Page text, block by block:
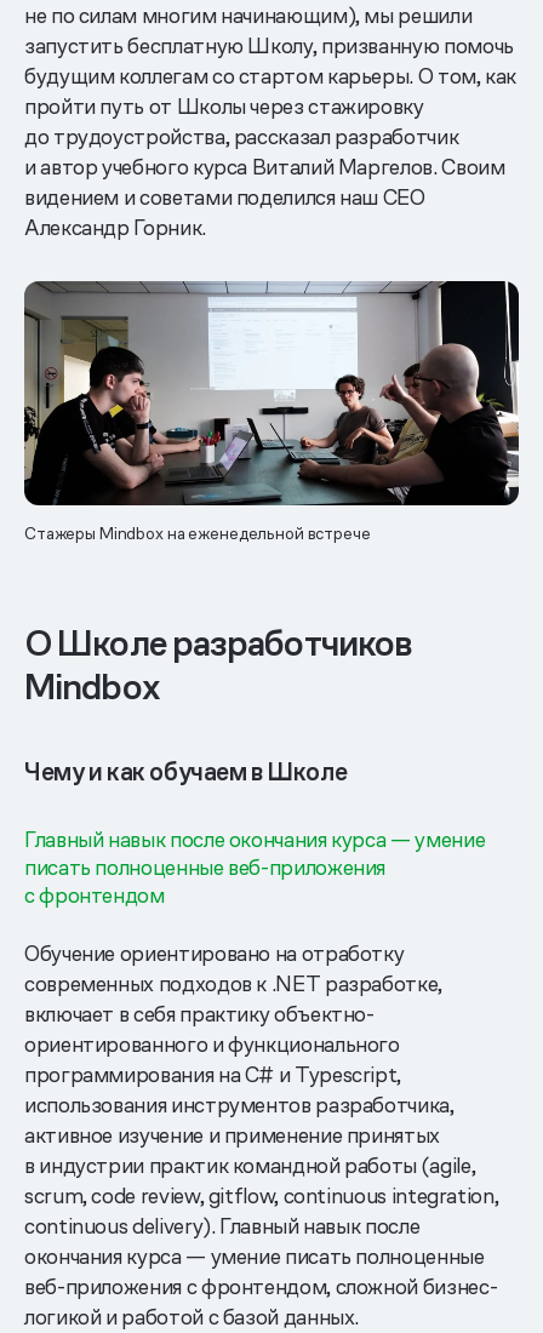
не по силам многим начинающим), мы решили
запустить бесплатную Школу, призванную помочь
будущим коллегам со стартом карьеры. О том, как
пройти путь от Школы через стажировку
до трудоустройства, рассказал разработчик
и автор учебного курса Виталий Маргелов. Своим
видением и советами поделился наш CEO
Александр Горник.
Стажеры Mindbox на еженедельной встрече
О Школе разработчиков
Mindbox
Чему и как обучаем в Школе
Главный навык после окончания курса — умение
писать полноценные веб-приложения
с фронтендом
Обучение ориентировано на отработку
современных подходов к .NET разработке,
включает в себя практику объектно-
ориентированного и функционального
программирования на C# и Typescript,
использования инструментов разработчика,
активное изучение и применение принятых
в индустрии практик командной работы (agile,
scrum, code review, gitflow, continuous integration,
continuous delivery). Главный навык после
окончания курса — умение писать полноценные
веб-приложения с фронтендом, сложной бизнес-
логикой и работой с базой данных.